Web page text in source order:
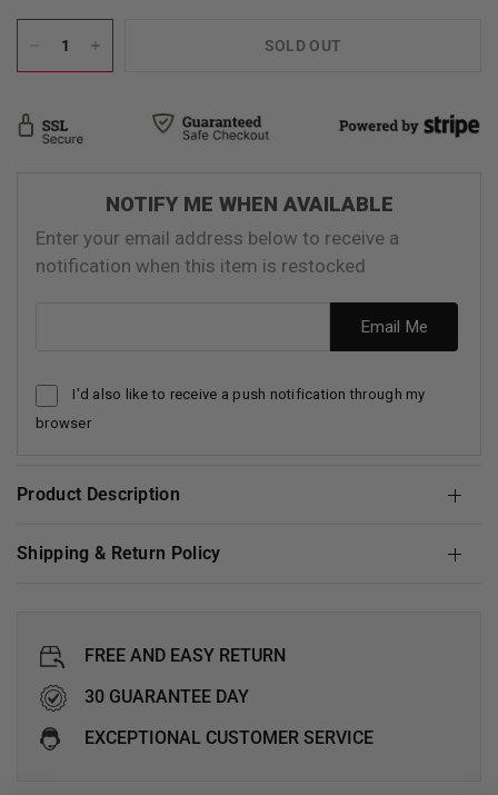
SOLD OUT
NOTIFY ME WHEN AVAILABLE
Enter your email address below to receive a
notification when this item is restocked
Email Me
I'd also like to receive a push notification through my
browser
Product Description
Shipping & Return Policy
FREE AND EASY RETURN
30 GUARANTEE DAY
EXCEPTIONAL CUSTOMER SERVICE